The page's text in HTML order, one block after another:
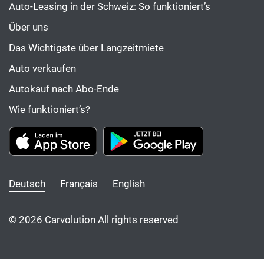
Auto-Leasing in der Schweiz: So funktioniert’s
Über uns
Das Wichtigste über Langzeitmiete
Auto verkaufen
Autokauf nach Abo-Ende
Wie funktioniert’s?
Deutsch Français English
© 2026 Carvolution All rights reserved